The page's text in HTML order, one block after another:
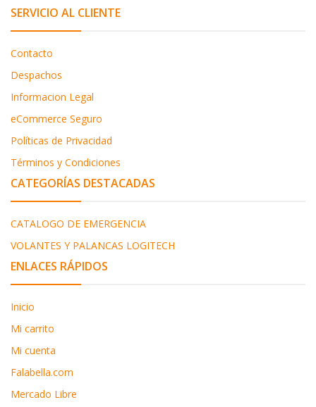
SERVICIO AL CLIENTE
Contacto
Despachos
Informacion Legal
eCommerce Seguro
Políticas de Privacidad
Términos y Condiciones
CATEGORÍAS DESTACADAS
CATALOGO DE EMERGENCIA
VOLANTES Y PALANCAS LOGITECH
ENLACES RÁPIDOS
Inicio
Mi carrito
Mi cuenta
Falabella.com
Mercado Libre